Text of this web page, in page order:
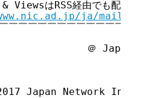
はRSS経由でも配信し
ja/
￣￣￣￣￣￣￣￣￣￣￣￣￣￣
＠ Japan
Japan Network